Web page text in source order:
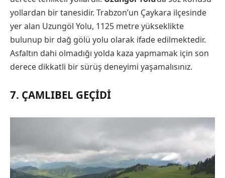
yollardan bir tanesidir. Trabzon’un Çaykara ilçesinde
yer alan Uzungöl Yolu, 1125 metre yükseklikte
bulunup bir dağ gölü yolu olarak ifade edilmektedir.
Asfaltın dahi olmadığı yolda kaza yapmamak için son
derece dikkatli bir sürüş deneyimi yaşamalısınız.
7. ÇAMLIBEL GEÇIDI